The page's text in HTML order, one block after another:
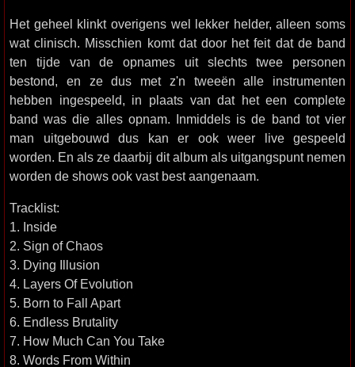
Het geheel klinkt overigens wel lekker helder, alleen soms
wat clinisch. Misschien komt dat door het feit dat de band
ten tijde van de opnames uit slechts twee personen
bestond, en ze dus met z'n tweeën alle instrumenten
hebben ingespeeld, in plaats van dat het een complete
band was die alles opnam. Inmiddels is de band tot vier
man uitgebouwd dus kan er ook weer live gespeeld
worden. En als ze daarbij dit album als uitgangspunt nemen
worden de shows ook vast best aangenaam.
Tracklist:
1. Inside
2. Sign of Chaos
3. Dying Illusion
4. Layers Of Evolution
5. Born to Fall Apart
6. Endless Brutality
7. How Much Can You Take
8. Words From Within